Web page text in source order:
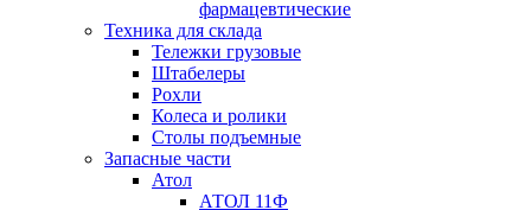
фармацевтические
Техника для склада
Тележки грузовые
Штабелеры
Рохли
Колеса и ролики
Столы подъемные
Запасные части
Атол
АТОЛ 11Ф